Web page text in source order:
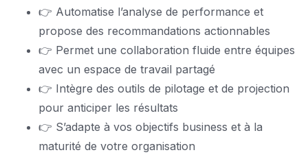
👉 Automatise l’analyse de performance et
propose des recommandations actionnables
👉 Permet une collaboration fluide entre équipes
avec un espace de travail partagé
👉 Intègre des outils de pilotage et de projection
pour anticiper les résultats
👉 S’adapte à vos objectifs business et à la
maturité de votre organisation